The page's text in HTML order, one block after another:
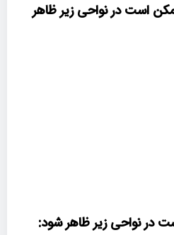
است در نواحی زیر ظاهر
در نواحی زیر ظاهر شود: